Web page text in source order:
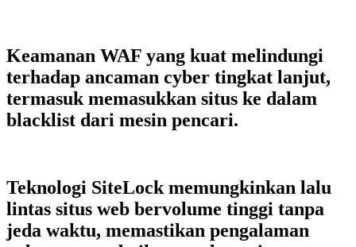
Keamanan WAF yang kuat melindungi
terhadap ancaman cyber tingkat lanjut,
termasuk memasukkan situs ke dalam
blacklist dari mesin pencari.
Teknologi SiteLock memungkinkan lalu
lintas situs web bervolume tinggi tanpa
jeda waktu, memastikan pengalaman